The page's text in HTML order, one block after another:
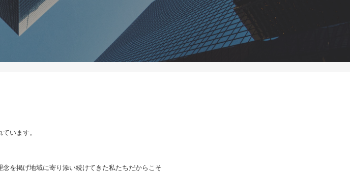
います。
を掲げ地域に寄り添い続けてきた私たちだからこそ